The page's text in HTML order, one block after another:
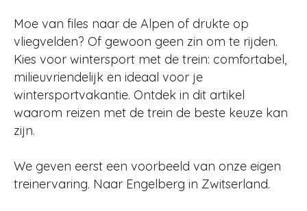
Moe van files naar de Alpen of drukte op
vliegvelden? Of gewoon geen zin om te rijden.
Kies voor wintersport met de trein: comfortabel,
milieuvriendelijk en ideaal voor je
wintersportvakantie. Ontdek in dit artikel
waarom reizen met de trein de beste keuze kan
zijn.
We geven eerst een voorbeeld van onze eigen
treinervaring. Naar Engelberg in Zwitserland.